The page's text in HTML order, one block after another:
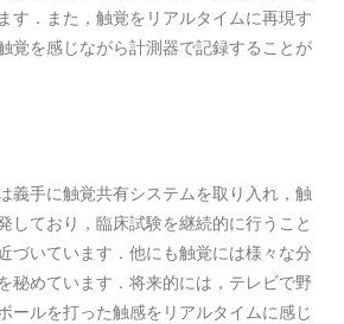
す．また，触覚をリアルタイムに再現す
覚を感じながら計測器で記録することが
義手に触覚共有システムを取り入れ，触
しており，臨床試験を継続的に行うこと
づいています．他にも触覚には様々な分
秘めています．将来的には，テレビで野
ールを打った触感をリアルタイムに感じ